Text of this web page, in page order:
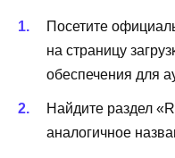
Посетите
на страницу
обеспечения для
Найдите раздел
аналогичное